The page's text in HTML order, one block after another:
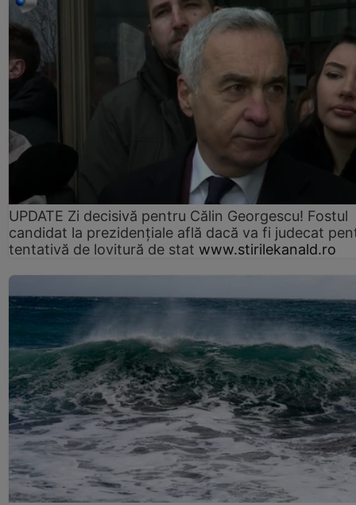
UPDATE Zi decisivă pentru Călin Georgescu! Fostul
candidat la prezidențiale află dacă va fi judecat
tentativă de lovitură de stat www.stirilekanald.ro